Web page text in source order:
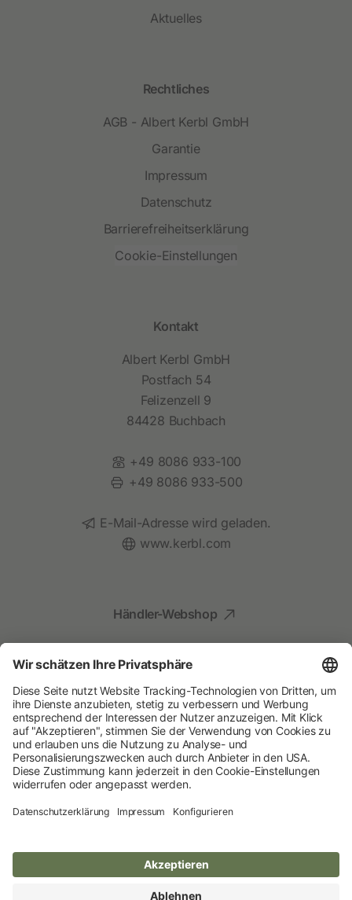
Aktuelles
Rechtliches
AGB - Albert Kerbl GmbH
Garantie
Impressum
Datenschutz
Barrierefreiheitserklärung
Cookie-Einstellungen
Kontakt
Albert Kerbl GmbH
Postfach 54
Felizenzell 9
84428 Buchbach
Telefon:
+49 8086 933-100
Fax:
+49 8086 933-500
E-Mail:
E-Mail-Adresse wird geladen.
Website:
www.kerbl.com
Händler-Webshop
Social Media
Kompetenz für Ihr Tier
Albert Kerbl GmbH